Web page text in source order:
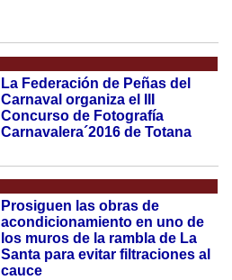
La Federación de Peñas del
Carnaval organiza el III
Concurso de Fotografía
Carnavalera´2016 de Totana
Prosiguen las obras de
acondicionamiento en uno de
los muros de la rambla de La
Santa para evitar filtraciones al
cauce